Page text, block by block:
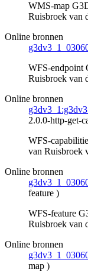
WMS-map
Ruisbroek van
Online bronnen
WFS-endpoint
Ruisbroek van
Online bronnen
2.0.0-http-get-
WFS-
van Ruisbroek
Online bronnen
feature )
WFS-feature
Ruisbroek van
Online bronnen
map )